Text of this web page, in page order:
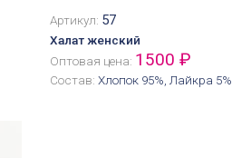
Артикул: 57
Халат женский
Оптовая цена: 1500 ₽
Состав:Хлопок 95%, Лайкра 5%